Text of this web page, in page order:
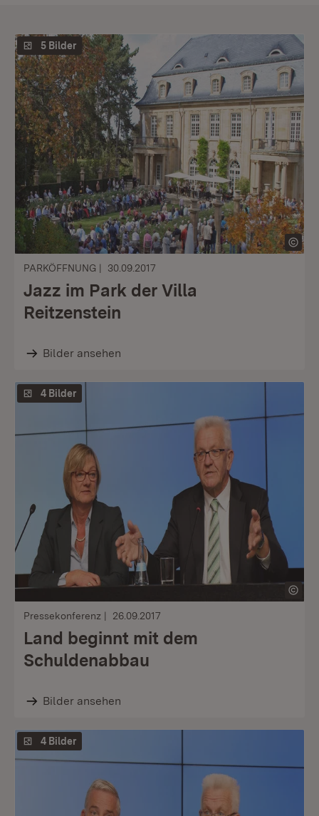
5 Bilder
PARKÖFFNUNG 30.09.2017
Jazz im Park der Villa
Reitzenstein
Bilder ansehen
4 Bilder
Pressekonferenz 26.09.2017
Land beginnt mit dem
Schuldenabbau
Bilder ansehen
4 Bilder